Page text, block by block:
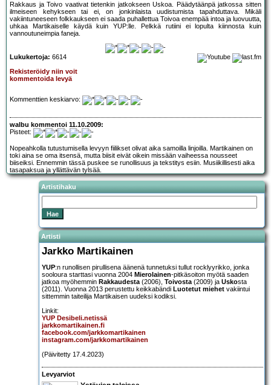
Rakkaus ja Toivo vaativat tietenkin jatkokseen Uskoa. Päädytäänpä jatkossa sitten
ilmeiseen kehykseen tai ei, on jonkinlaista uudistumista tapahduttava. Mikäli
vakiintuneeseen folkkaukseen ei saada puhallettua Toivoa enempää intoa ja luovuutta,
uhkaa Martikaiselle käydä kuin YUP:lle. Pelkkä rutiini ei lopulta kiinnosta kuin
vannoutuneimpia faneja.
Lukukertoja: 6614
Rekisteröidy niin voit
kommentoida levyä
Kommenttien keskiarvo:
walbu kommentoi 11.10.2009:
Pisteet:
Nopeahkolla tutustumisella levyyn fiilikset olivat aika samoilla linjoilla. Martikainen on
toki aina se oma itsensä, mutta biisit eivät oikein missään vaiheessa nousseet
biiseiksi. Ennemmin tässä puskee se runollisuus ja tekstitys esiin. Musiikillisesti aika
tasapaksua ja yllättävän tylsää.
Artistihaku
Artisti
Jarkko Martikainen
YUP:n runollisen pirullisena äänenä tunnetuksi tullut rocklyyrikko, jonka
sooloura starttasi vuonna 2004 Mierolainen-pitkäsoiton myötä saaden
jatkoa myöhemmin Rakkaudesta (2006), Toivosta (2009) ja Uskosta
(2011). Vuonna 2013 perustettu keikkabändi Luotetut miehet vakiintui
sittemmin taiteilija Martikaisen uudeksi kodiksi.
Linkit:
YUP Desibeli.netissä
jarkkomartikainen.fi
facebook.com/jarkkomartikainen
instagram.com/jarkkomartikainen
(Päivitetty 17.4.2023)
Levyarviot